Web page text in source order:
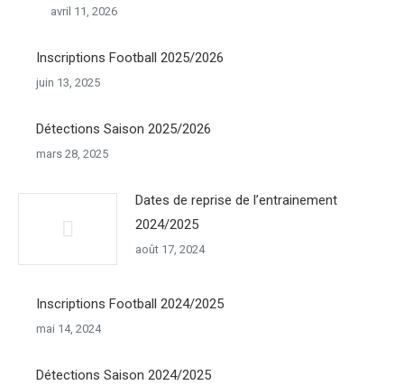
avril 11, 2026
Inscriptions Football 2025/2026
juin 13, 2025
Détections Saison 2025/2026
mars 28, 2025
Dates de reprise de l’entrainement
2024/2025
août 17, 2024
Inscriptions Football 2024/2025
mai 14, 2024
Détections Saison 2024/2025